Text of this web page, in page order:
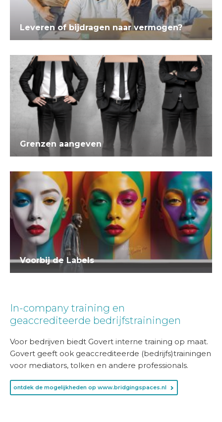
Leveren of bijdragen naar vermogen?
Grenzen aangeven
Voorbij de Labels
In-company training en
geaccrediteerde bedrijfstrainingen
Voor bedrijven biedt Govert interne training op maat.
Govert geeft ook geaccrediteerde (bedrijfs)trainingen
voor mediators, tolken en andere professionals.
ontdek de mogelijkheden op www.bridgingspaces.nl